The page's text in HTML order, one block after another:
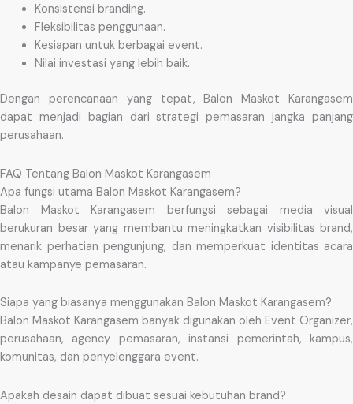
Konsistensi branding.
Fleksibilitas penggunaan.
Kesiapan untuk berbagai event.
Nilai investasi yang lebih baik.
Dengan perencanaan yang tepat, Balon Maskot Karangasem
dapat menjadi bagian dari strategi pemasaran jangka panjang
perusahaan.
FAQ Tentang Balon Maskot Karangasem
Apa fungsi utama Balon Maskot Karangasem?
Balon Maskot Karangasem berfungsi sebagai media visual
berukuran besar yang membantu meningkatkan visibilitas brand,
menarik perhatian pengunjung, dan memperkuat identitas acara
atau kampanye pemasaran.
Siapa yang biasanya menggunakan Balon Maskot Karangasem?
Balon Maskot Karangasem banyak digunakan oleh Event Organizer,
perusahaan, agency pemasaran, instansi pemerintah, kampus,
komunitas, dan penyelenggara event.
Apakah desain dapat dibuat sesuai kebutuhan brand?